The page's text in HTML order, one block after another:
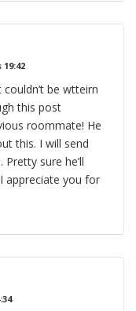
be wtteirn
this post
roommate! He
this. I will send
sure he’ll
appreciate you for